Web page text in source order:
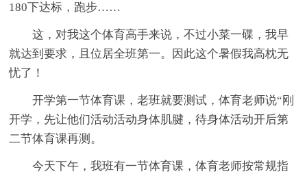
180下达标，跑步……
这，对我这个体育高手来说，不过小菜一碟，我早
就达到要求，且位居全班第一。因此这个暑假我高枕无
忧了！
开学第一节体育课，老班就要测试，体育老师说“刚
开学，先让他们活动活动身体肌腱，待身体活动开后第
二节体育课再测。
今天下午，我班有一节体育课，体育老师按常规指